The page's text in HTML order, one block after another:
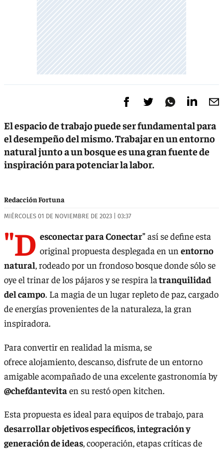
El espacio de trabajo puede ser fundamental para
el desempeño del mismo. Trabajar en un entorno
natural junto a un bosque es una gran fuente de
inspiración para potenciar la labor.
Redacción Fortuna
MIÉRCOLES 01 DE NOVIEMBRE DE 2023 | 03:37
"D esconectar para Conectar"así se define esta
original propuesta desplegada en un entorno
natural, rodeado por un frondoso bosque donde sólo se
oye el trinar de los pájaros y se respira latranquilidad
del campo. La magia de un lugar repleto de paz, cargado
de energías provenientes de la naturaleza, la gran
inspiradora.
Para convertir en realidad la misma, se
ofrece alojamiento, descanso, disfrute de un entorno
amigable acompañado de una excelente gastronomía by
@chefdantevitaen su restó open kitchen.
Esta propuesta es ideal para equipos de trabajo, para
desarrollar objetivos específicos, integración y
generación de ideas, cooperación, etapas críticas de